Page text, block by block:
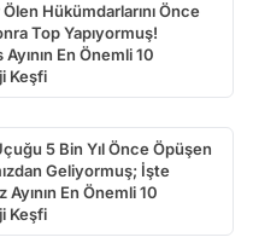
Hükümdarlarını Önce
Top Yapıyormuş!
En Önemli 10
Keşfi
5 Bin Yıl Önce Öpüşen
Geliyormuş; İşte
Ayının En Önemli 10
Keşfi